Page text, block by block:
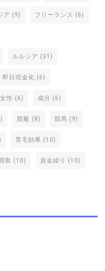
ア (9) フリーランス (6)
ルルシア (31)
即日現金化 (6)
女性 (6) 成分 (6)
競艇 (8) 競馬 (9)
育毛効果 (10)
取 (10) 資金繰り (10)